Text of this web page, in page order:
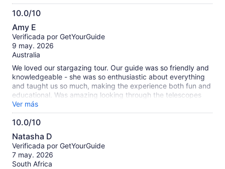
10.0/10
10.0
de
10
Amy E
Verificada por GetYourGuide
9 may. 2026
Australia
We loved our stargazing tour. Our guide was so friendly and
knowledgeable - she was so enthusiastic about everything
and taught us so much, making the experience both fun and
educational. Was amazing looking through the telescopes
and getting sent the photos after. Was lovely sitting around
the fire and toasting marshmellows to wrap up. Would
definitely recommend!
Ver más
10.0/10
10.0
de
10
Natasha D
Verificada por GetYourGuide
7 may. 2026
South Africa